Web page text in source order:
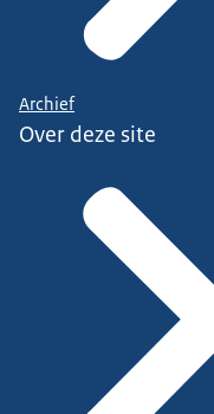
Archief
Over deze site